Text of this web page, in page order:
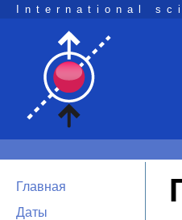
International
Главная
Даты